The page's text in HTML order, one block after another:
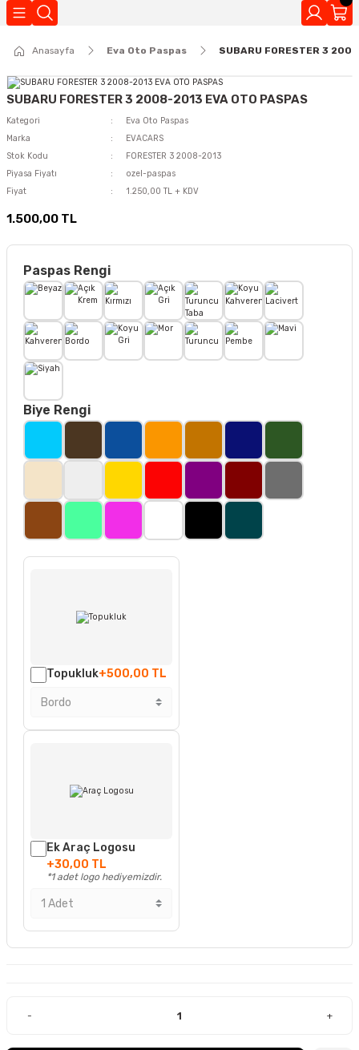
Anasayfa Eva Oto Paspas SUBARU FORESTER 3
SUBARU FORESTER 3 2008-2013 EVA OTO PASPAS
Kategori
Eva Oto Paspas
Marka
EVACARS
Stok Kodu
FORESTER 3 2008-2013
Piyasa Fiyatı
ozel-paspas
Fiyat
1.250,00 TL + KDV
1.500,00 TL
Paspas Rengi
Biye Rengi
Topukluk+500,00 TL
Ek Araç Logosu
+30,00 TL
*1 adet logo hediyemizdir.
- +